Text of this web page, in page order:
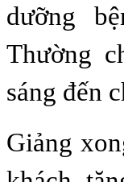
dưỡng
Thường
sáng đến
Giảng